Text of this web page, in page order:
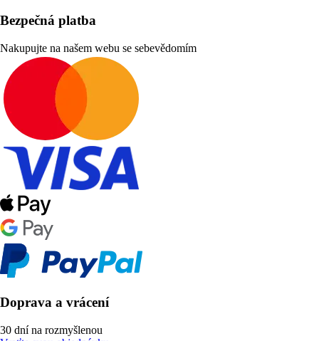
Bezpečná platba
Nakupujte na našem webu se sebevědomím
Doprava a vrácení
30 dní na rozmyšlenou